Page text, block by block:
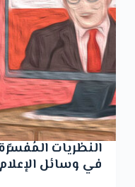
النظريات
في وسائل الإعلام